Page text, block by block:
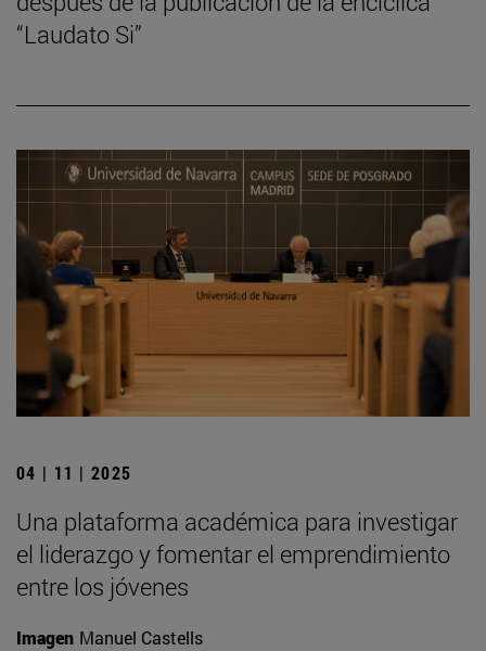
“Laudato Si”
04 | 11 | 2025
Una plataforma académica para investigar
el liderazgo y fomentar el emprendimiento
entre los jóvenes
Imagen Manuel Castells